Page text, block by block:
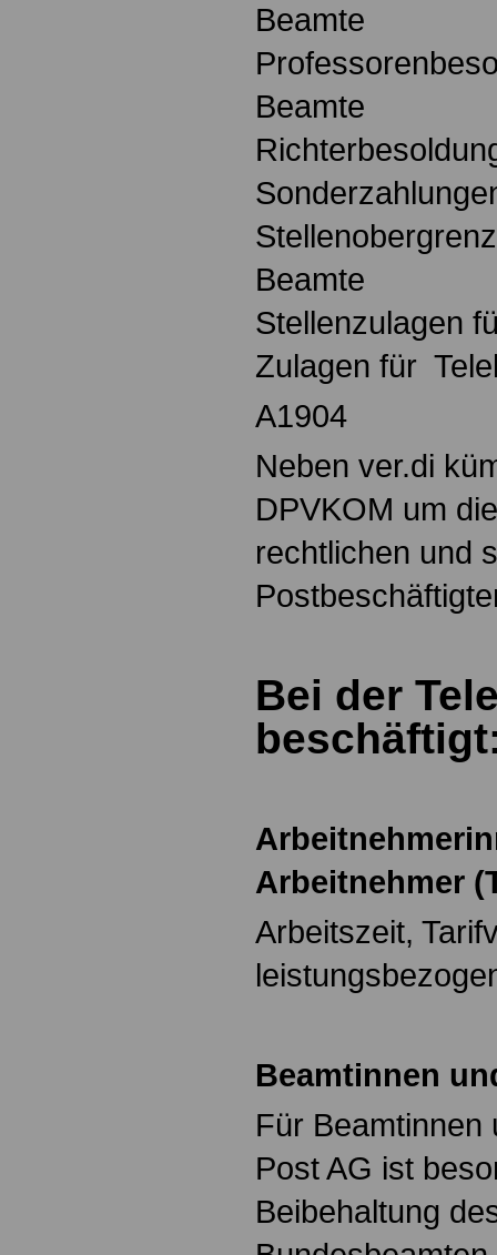
Beamte
Beamte
Beamte
Stellenzulagen
Zulagen für
A1904
Neben ver.di
DPVKOM um
rechtlichen und
Bei der
Arbeitnehmer
Arbeitszeit,
Beamtinnen
Für Beamtinnen
Post AG ist
Beibehaltung